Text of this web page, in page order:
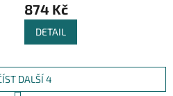
874 Kč
DETAIL
DALŠÍ 4